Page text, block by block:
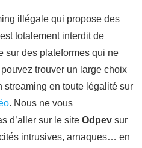
illégale qui propose des
totalement interdit de
sur des plateformes qui ne
trouver un large choix
streaming en toute légalité sur
. Nous ne vous
d’aller sur le site Odpev sur
intrusives, arnaques… en